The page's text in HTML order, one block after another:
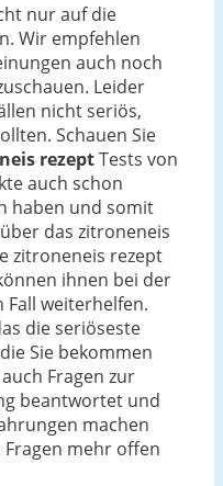
nur auf die
Wir empfehlen
auch noch
Leider
nicht seriös,
Schauen Sie
rezeptTests von
auch schon
haben und somit
das zitroneneis
zitroneneis rezept
ihnen bei der
Fall weiterhelfen.
die seriöseste
Sie bekommen
Fragen zur
beantwortet und
machen
mehr offen